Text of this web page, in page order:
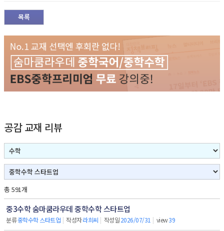
목록
공감 교재 리뷰
총 591개
중3수학 숨마쿰라우데 중학수학 스타트업
분류중학수학 스타트업 | 작성자라희씨 | 작성일2026/07/31 | view39